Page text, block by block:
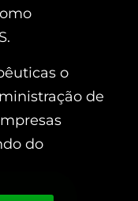
o
de
do